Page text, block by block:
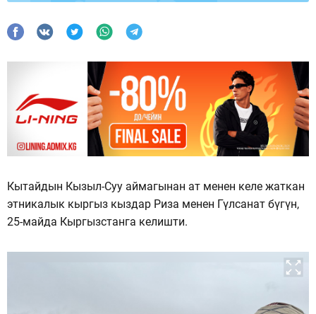
Кытайдын Кызыл-Суу аймагынан ат менен келе жаткан
этникалык кыргыз кыздар Риза менен Гүлсанат бүгүн,
25-майда Кыргызстанга келишти.